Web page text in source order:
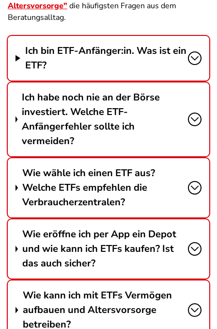
Altersvorsorge" die häufigsten Fragen aus dem
Beratungsalltag.
Ich bin ETF-Anfänger:in. Was ist ein
ETF?
Ich habe noch nie an der Börse
investiert. Welche ETF-
Anfängerfehler sollte ich
vermeiden?
Wie wähle ich einen ETF aus?
Welche ETFs empfehlen die
Verbraucherzentralen?
Wie eröffne ich per App ein Depot
und wie kann ich ETFs kaufen? Ist
das auch sicher?
Wie kann ich mit ETFs Vermögen
aufbauen und Altersvorsorge
betreiben?